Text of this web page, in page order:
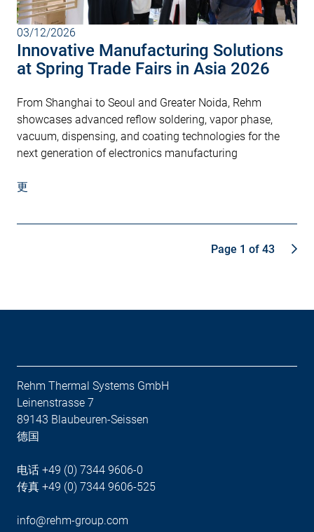
03/12/2026
Innovative Manufacturing Solutions
at Spring Trade Fairs in Asia 2026
From Shanghai to Seoul and Greater Noida, Rehm
showcases advanced reflow soldering, vapor phase,
vacuum, dispensing, and coating technologies for the
next generation of electronics manufacturing
更
Page 1 of 43
Rehm Thermal Systems GmbH
Leinenstrasse 7
89143 Blaubeuren-Seissen
德国
电话 +49 (0) 7344 9606-0
传真 +49 (0) 7344 9606-525
info@rehm-group.com